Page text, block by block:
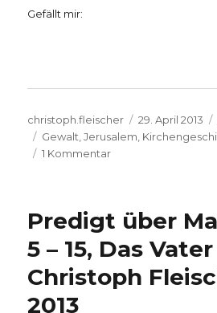
Gefällt mir:
Autor
christoph.fleischer
Veröffentlicht
am
29. April 2013
Schlagwörter
Gewalt ,Jerusalem
1 Kommentarzu
Kirche
den
Opfern
der
Predigt über
5 – 15, Das
Christoph
2013